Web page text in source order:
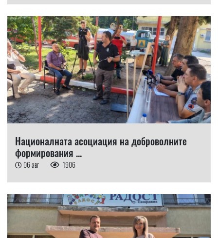
Националната асоциация на доброволните
формирования ...
06 авг 1906